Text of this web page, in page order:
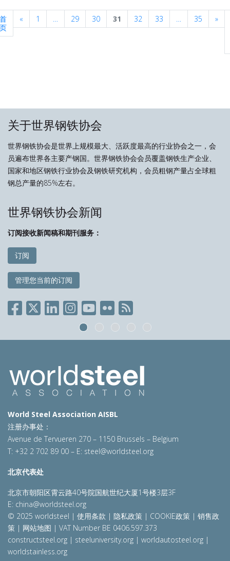
首
页
« Previous
1 … 29 30 31 32 33 … 35 »
关于世界钢铁协会
世界钢铁协会是世界上规模最大、活跃度最高的行业协会之一，会
员遍布世界各主要产钢国。世界钢铁协会会员覆盖钢铁生产企业、
国家和地区钢铁行业协会及钢铁研究机构，会员粗钢产量占全球粗
钢总产量的85%左右。
世界钢铁协会新闻
订阅接收新闻稿和期刊服务：
订阅
管理您当前的订阅
World Steel Association AISBL
注册办事处：
Avenue de Tervueren 270 – 1150 Brussels – Belgium
T: +32 2 702 89 00 – E: steel@worldsteel.org
北京代表处
北京市朝阳区霄云路40号院国航世纪大厦1号楼3层3F
E: china@worldsteel.org
© 2025 worldsteel | 使用条款 | 隐私政策 | COOKIE政策 | 销售政
策 | 网站地图 | VAT Number BE 0406.597.373
constructsteel.org | steeluniversity.org | worldautosteel.org |
worldstainless.org